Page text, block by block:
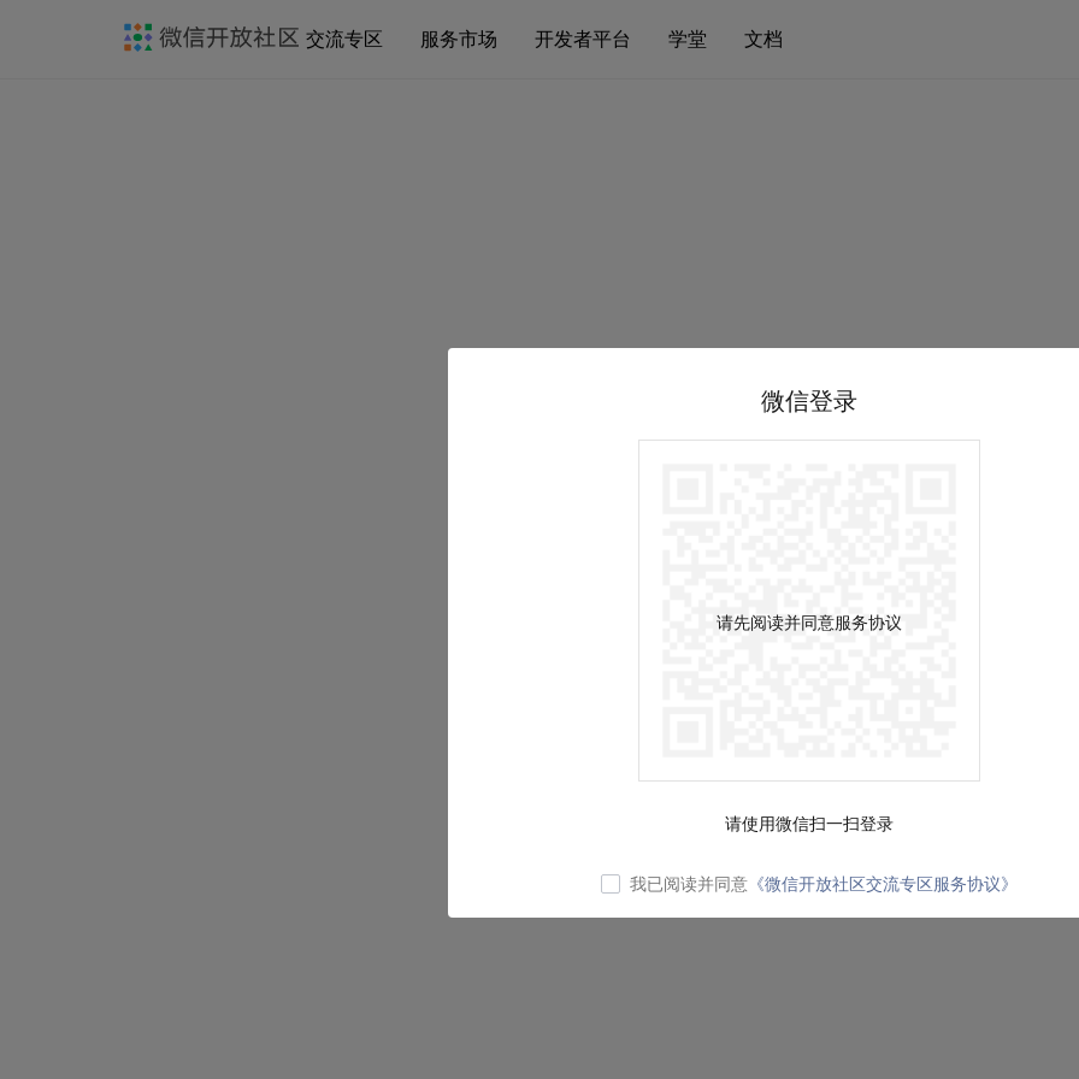
交流专区 服务市场 开发者平台 学堂 文档
微信登录
请先阅读并同意服务协议
请使用微信扫一扫登录
我已阅读并同意 《微信开放社区交流专区服务协议》